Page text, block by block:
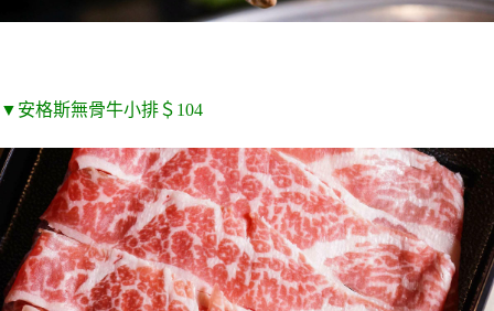
▼安格斯無骨牛小排＄104